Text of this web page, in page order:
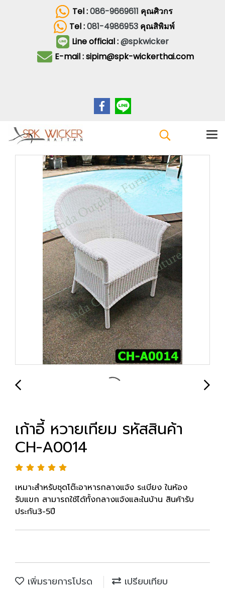
Tel :086-9669611 คุณศิวกร
Tel :081-4986953 คุณสิพิมพ์
Line official :@spkwicker
E-mail : sipim@spk-wickerthai.com
เก้าอี้ หวายเทียม รหัสสินค้า
CH-A0014
เหมาะสำหรับชุดโต๊ะอาหารกลางแจ้ง ระเบียง ในห้อง
รับแขก สามารถใช้ได้ทั้งกลางแจ้งและในบ้าน สินค้ารับ
ประกัน3-5ปี
เพิ่มรายการโปรด เปรียบเทียบ